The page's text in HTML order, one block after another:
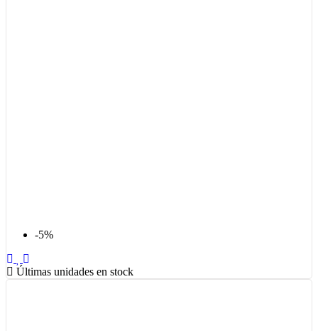
-5%
Últimas unidades en stock